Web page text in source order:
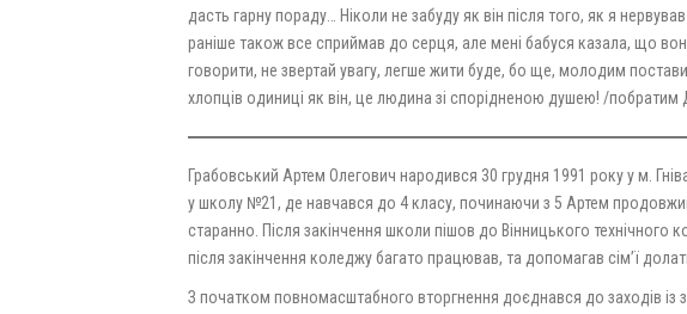
дасть гарну пораду… Ніколи не забуду як він після того, як я
раніше також все сприймав до серця, але мені бабуся казала, що
говорити, не звертай увагу, легше жити буде, бо ще, молодим
хлопців одиниці як він, це людина зі спорідненою душею! /
Грабовський Артем Олегович народився 30 грудня 1991 року у м.
у школу №21, де навчався до 4 класу, починаючи з 5 Артем
старанно. Після закінчення школи пішов до Вінницького
після закінчення коледжу багато працював, та допомагав сімʼї
З початком повномасштабного вторгнення доєднався до заходів із